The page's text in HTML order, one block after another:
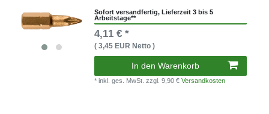
Sofort versandfertig, Lieferzeit 3 bis 5
Arbeitstage**
4,11 € *
( 3,45 EUR Netto )
In den Warenkorb
* inkl. ges. MwSt.zzgl. 9,90 €Versandkosten